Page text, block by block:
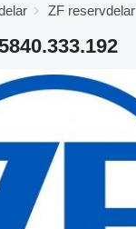
ZF reservdelar